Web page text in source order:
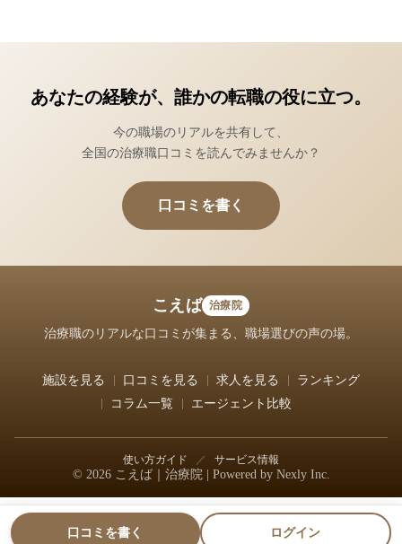
口コミを書く ログイン
あなたの経験が、誰かの転職の役に立つ。
今の職場のリアルを共有して、
全国の治療職口コミを読んでみませんか？
口コミを書く
こえば 治療院
治療職のリアルな口コミが集まる、職場選びの声の場。
施設を見る 口コミを見る 求人を見る
ランキング
コラム一覧
エージェント比較
使い方ガイド ／ サービス情報
© 2026 こえば｜治療院 | Powered by Nexly Inc.